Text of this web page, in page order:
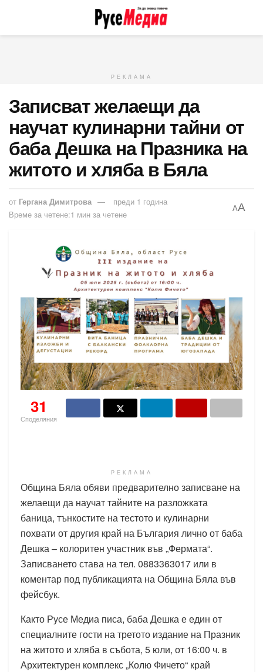
РЕКЛАМА
Записват желаещи да
научат кулинарни тайни от
баба Дешка на Празника на
житото и хляба в Бяла
от Гергана Димитрова
преди 1 година
Време за четене:1 мин за четене
AA
31
Споделяния
РЕКЛАМА
Община Бяла обяви предварително записване на
желаещи да научат тайните на разложката
баница, тънкостите на тестото и кулинарни
похвати от другия край на България лично от баба
Дешка – колоритен участник във „Фермата“.
Записването става на тел. 0883363017 или в
коментар под публикацията на Община Бяла във
фейсбук.
Както Русе Медиа писа, баба Дешка е един от
специалните гости на третото издание на Празник
на житото и хляба в събота, 5 юли, от 16:00 ч. в
Архитектурен комплекс „Колю Фичето“ край